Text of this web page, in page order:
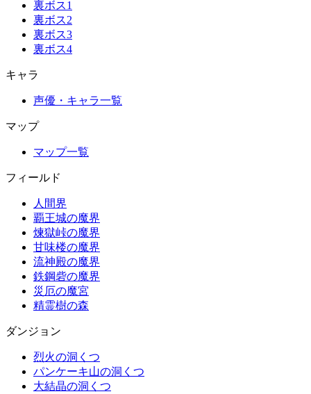
裏ボス1
裏ボス2
裏ボス3
裏ボス4
キャラ
声優・キャラ一覧
マップ
マップ一覧
フィールド
人間界
覇王城の魔界
煉獄峠の魔界
甘味楼の魔界
流神殿の魔界
鉄鋼砦の魔界
災厄の魔宮
精霊樹の森
ダンジョン
烈火の洞くつ
パンケーキ山の洞くつ
大結晶の洞くつ